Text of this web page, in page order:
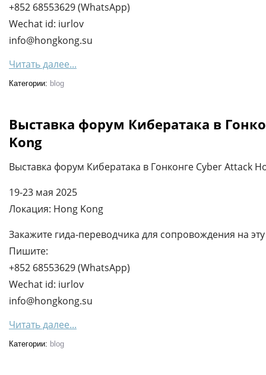
+852 68553629 (WhatsApp)
Wechat id: iurlov
info@hongkong.su
Читать далее...
Категории: blog
Выставка форум Кибератака в
Kong
Выставка форум Кибератака в Гонконге Cyber Attack
19-23 мая 2025
Локация: Hong Kong
Закажите гида-переводчика для сопровождения на эту
Пишите:
+852 68553629 (WhatsApp)
Wechat id: iurlov
info@hongkong.su
Читать далее...
Категории: blog